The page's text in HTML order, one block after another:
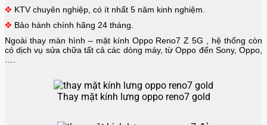
✥ KTV chuyên nghiệp, có ít nhất 5 năm kinh nghiệm.
✥ Bảo hành chính hãng 24 tháng.
Ngoài thay màn hình – mặt kính Oppo Reno7 Z 5G , hệ thống còn
có dịch vụ sửa chữa tất cả các dòng máy, từ Oppo đến Sony, Oppo,
….
Thay mặt kính lưng oppo reno7 gold